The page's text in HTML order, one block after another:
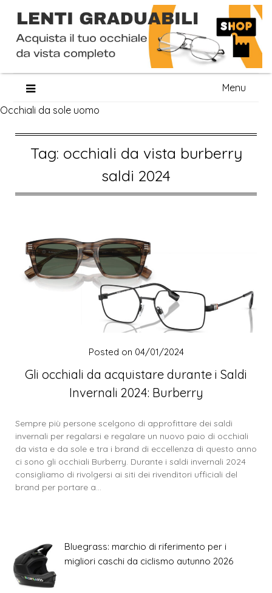
content
Menu
Occhiali da sole uomo
Tag: occhiali da vista burberry
saldi 2024
Gli occhiali da acquistare durante i Saldi
Invernali 2024: Burberry
Posted on 04/01/2024
Sempre più persone scelgono di approfittare dei saldi
invernali per regalarsi e regalare un nuovo paio di occhiali
da vista e da sole e tra i brand di eccellenza di questo anno
ci sono gli occhiali Burberry. Durante i saldi invernali 2024
consigliamo di rivolgersi ai siti dei rivenditori ufficiali del
brand per portare a…
Bluegrass: marchio di riferimento per i
migliori caschi da ciclismo autunno 2026